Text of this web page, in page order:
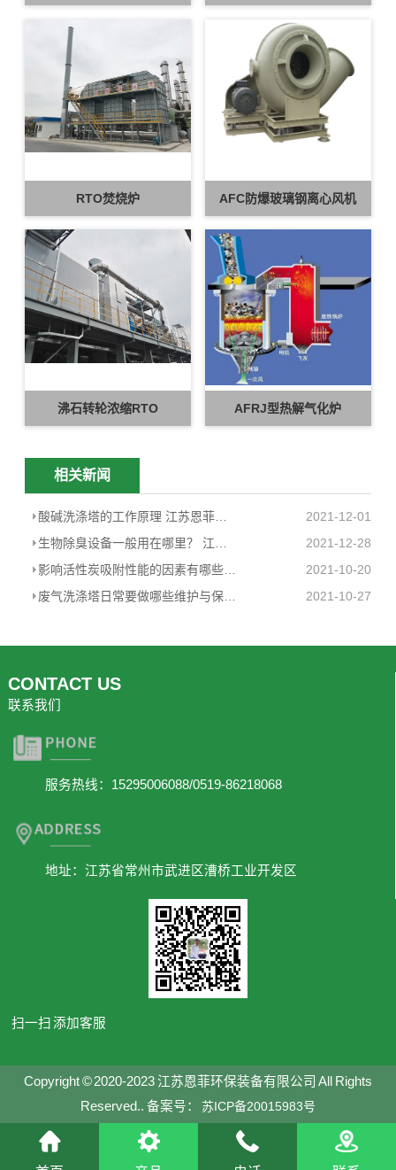
RTO焚烧炉 AFC防爆玻璃钢离心风机
沸石转轮浓缩RTO AFRJ型热解气化炉
相关新闻
2021-12-01
2021-12-28
2021-10-20
2021-10-27
CONTACT US
联系我们
服务热线：15295006088/0519-86218068
地址：江苏省常州市武进区漕桥工业开发区
扫一扫 添加客服
Copyright © 2020-2023 江苏恩菲环保装备有限公司 All Rights
Reserved.. 备案号： 苏ICP备20015983号